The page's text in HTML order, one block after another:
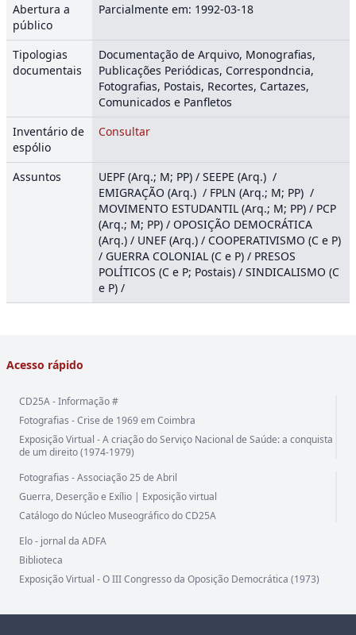
Abertura a
público
Parcialmente em: 1992-03-18
Tipologias
documentais
Documentação de Arquivo, Monografias,
Publicações Periódicas, Correspondncia,
Fotografias, Postais, Recortes, Cartazes,
Comunicados e Panfletos
Inventário de
espólio
Consultar
Assuntos
UEPF (Arq.; M; PP) / SEEPE (Arq.) /
EMIGRAÇÃO (Arq.) / FPLN (Arq.; M; PP) /
MOVIMENTO ESTUDANTIL (Arq.; M; PP) / PCP
(Arq.; M; PP) / OPOSIÇÃO DEMOCRÁTICA
(Arq.) / UNEF (Arq.) / COOPERATIVISMO (C e P)
/ GUERRA COLONIAL (C e P) / PRESOS
POLÍTICOS (C e P; Postais) / SINDICALISMO (C
e P) /
Acesso rápido
CD25A - Informação #
Fotografias - Crise de 1969 em Coimbra
Exposição Virtual - A criação do Serviço Nacional de Saúde: a conquista
de um direito (1974-1979)
Fotografias - Associação 25 de Abril
Guerra, Deserção e Exílio | Exposição virtual
Catálogo do Núcleo Museográfico do CD25A
Elo - jornal da ADFA
Biblioteca
Exposição Virtual - O III Congresso da Oposição Democrática (1973)